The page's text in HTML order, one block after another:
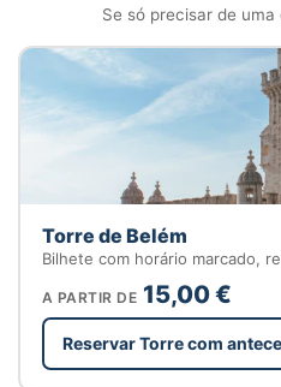
Se só precisar de
Torre de Belém
Bilhete com horário marcado,
A PARTIR DE 15,00 €
Reservar Torre com